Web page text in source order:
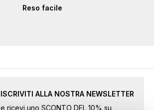
Reso facile
ISCRIVITI ALLA NOSTRA NEWSLETTER
e ricevi uno SCONTO DEL 10% su